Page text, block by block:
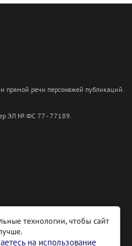
прямой речи персонажей публикаций.
ЭЛ № ФС 77 - 77189.
технологии, чтобы сайт
на использование